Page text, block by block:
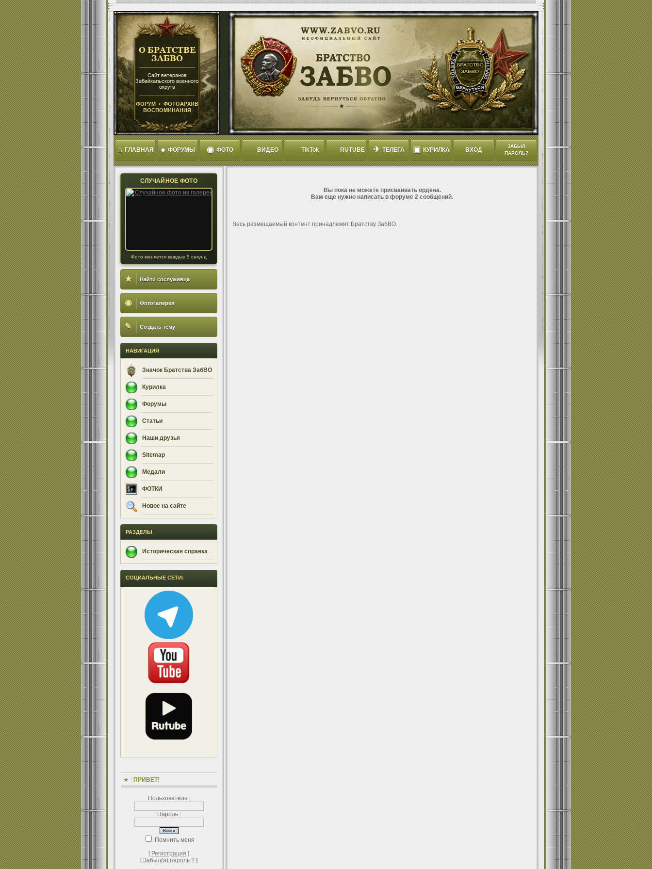
⌂ ГЛАВНАЯ ● ФОРУМЫ ◉ ФОТО ВИДЕО TikTok RUTUBE ✈ ТЕЛЕГА ▣ КУРИЛКА ВХОД
ЗАБЫЛ
ПАРОЛЬ?
СЛУЧАЙНОЕ ФОТО
Фото меняется каждые 5 секунд
★ Найти сослуживца
◉ Фотогалерея
✎ Создать тему
НАВИГАЦИЯ
Значок Братства ЗабВО
Курилка
Форумы
Статьи
Наши друзья
Sitemap
Медали
ФОТКИ
Новое на сайте
РАЗДЕЛЫ
Историческая справка
СОЦИАЛЬНЫЕ СЕТИ:
ПРИВЕТ!
Пользователь :
Пароль :
Помнить меня
[ Регистрация ]
[Забыл(а) пароль ? ]
Вы пока не можете присваивать ордена.
Вам еще нужно написать в форуме 2 сообщений.
Весь размещаемый контент принадлежит Братству ЗабВО.